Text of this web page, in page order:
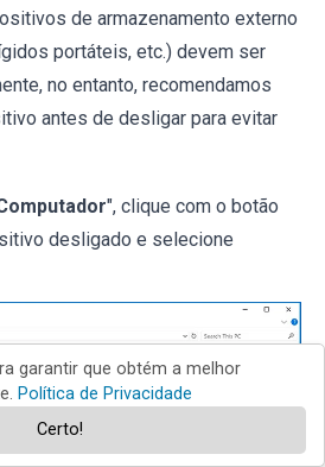
de armazenamento externo
portáteis, etc.) devem ser
no entanto, recomendamos
antes de desligar para evitar
", clique com o botão
desligado e selecione
garantir que obtém a melhor
Política de Privacidade
Certo!